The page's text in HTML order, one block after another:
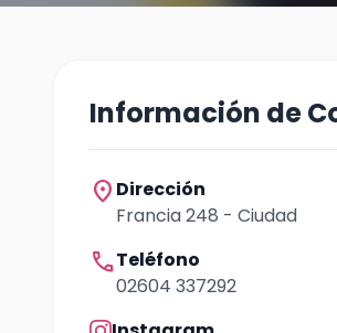
Información de
location_on Dirección
Francia 248 - Ciudad
callTeléfono
02604 337292